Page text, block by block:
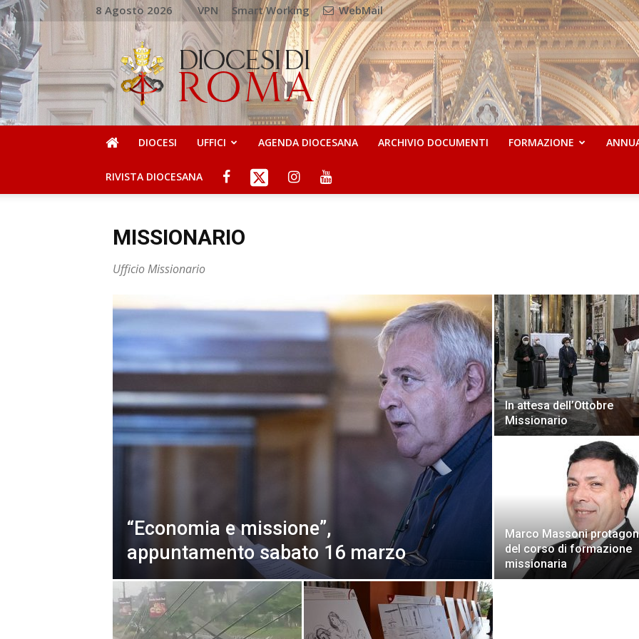
8 Agosto 2026 VPN Smart Working WebMail
DIOCESI
DI
ROMA
DIOCESI UFFICI AGENDA DIOCESANA ARCHIVIO DOCUMENTI FORMAZIONE
RIVISTA DIOCESANA
MISSIONARIO
Ufficio Missionario
“Economia e missione”,
appuntamento sabato 16 marzo
In attesa dell’Ottobre
Missionario
Marco Massoni
del corso di formazione
missionaria